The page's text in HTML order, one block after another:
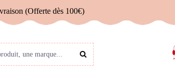
(Offerte dès 100€)